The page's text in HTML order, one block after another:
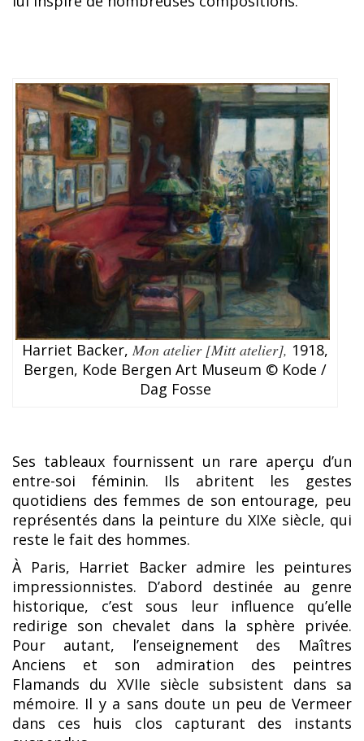
Harriet Backer,Mon atelier [Mitt atelier], 1918,
Bergen, Kode Bergen Art Museum © Kode /
Dag Fosse
Ses tableaux fournissent un rare aperçu d’un
entre-soi féminin. Ils abritent les gestes
quotidiens des femmes de son entourage, peu
représentés dans la peinture du XIXe siècle, qui
reste le fait des hommes.
À Paris, Harriet Backer admire les peintures
impressionnistes. D’abord destinée au genre
historique, c’est sous leur influence qu’elle
redirige son chevalet dans la sphère privée.
Pour autant, l’enseignement des Maîtres
Anciens et son admiration des peintres
Flamands du XVIIe siècle subsistent dans sa
mémoire. Il y a sans doute un peu de Vermeer
dans ces huis clos capturant des instants